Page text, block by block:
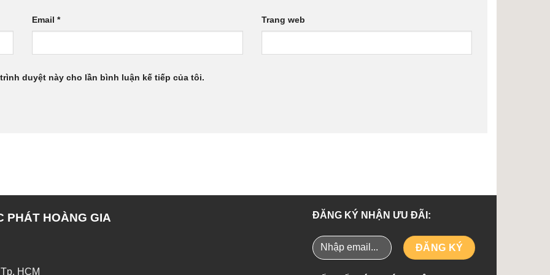
Email* Trang web
duyệt này cho lần bình luận kế tiếp của tôi.
PHÁT HOÀNG GIA
HCM
ĐĂNG KÝ NHẬN ƯU ĐÃI: